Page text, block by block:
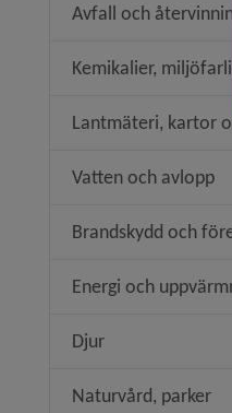
Avfall och
Kemikalier,
Lantmäteri, kartor
Vatten och avlopp
Brandskydd och
Energi och
Djur
Naturvård, parker